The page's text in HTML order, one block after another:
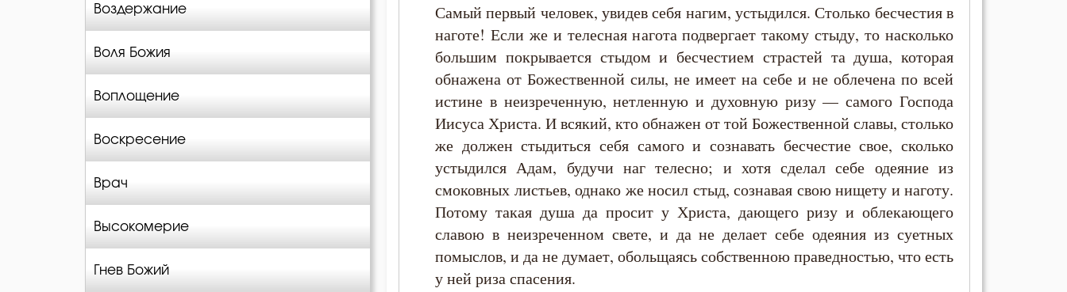
Воздержание
Воля Божия
Воплощение
Воскресение
Врач
Высокомерие
Гнев Божий
Лев Оптинский (Наголкин)
Макарий Великий
Феолипт Филадельфийский
Самый первый человек, увидев себя нагим, устыдился. Столько бесчестия в
наготе! Если же и телесная нагота подвергает такому стыду, то насколько
большим покрывается стыдом и бесчестием страстей та душа, которая
обнажена от Божественной силы, не имеет на себе и не облечена по всей
истине в неизреченную, нетленную и духовную ризу — самого Господа
Иисуса Христа. И всякий, кто обнажен от той Божественной славы, столько
же должен стыдиться себя самого и сознавать бесчестие свое, сколько
устыдился Адам, будучи наг телесно; и хотя сделал себе одеяние из
смоковных листьев, однако же носил стыд, сознавая свою нищету и наготу.
Потому такая душа да просит у Христа, дающего ризу и облекающего
славою в неизреченном свете, и да не делает себе одеяния из суетных
помыслов, и да не думает, обольщаясь собственною праведностью, что есть
у ней риза спасения.